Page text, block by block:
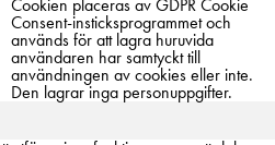
Cookien placeras av GDPR Cookie
Consent-insticksprogrammet och
används för att lagra huruvida
användaren har samtyckt till
användningen av cookies eller inte.
Den lagrar inga personuppgifter.